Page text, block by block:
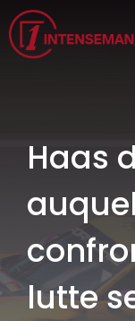
Aller
au
contenu
Haas
lutte